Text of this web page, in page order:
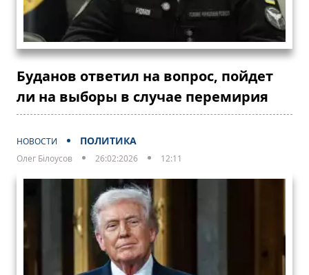
Буданов ответил на вопрос, пойдет
ли на выборы в случае перемирия
НОВОСТИ ПОЛИТИКА
Олег Білоусов 26:02:2026 12:11